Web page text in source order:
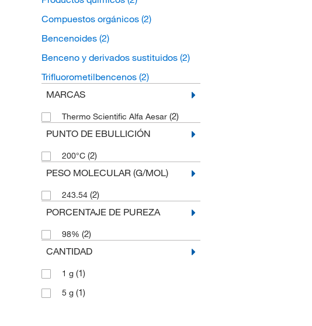
Compuestos orgánicos (2)
Bencenoides (2)
Benceno y derivados sustituidos (2)
Trifluorometilbencenos (2)
MARCAS
Thermo Scientific Alfa Aesar (2)
PUNTO DE EBULLICIÓN
200°C (2)
PESO MOLECULAR (G/MOL)
243.54 (2)
PORCENTAJE DE PUREZA
98% (2)
CANTIDAD
1 g (1)
5 g (1)